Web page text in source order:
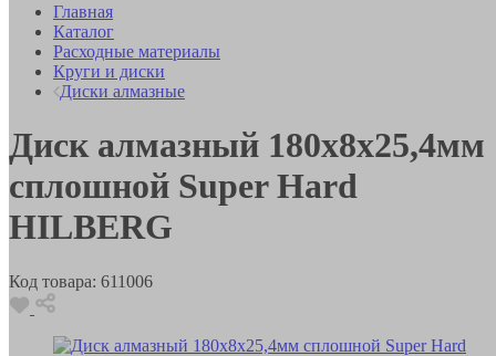
Главная
Каталог
Расходные материалы
Круги и диски
Диски алмазные
Диск алмазный 180x8x25,4мм
сплошной Super Hard
HILBERG
Код товара: 611006